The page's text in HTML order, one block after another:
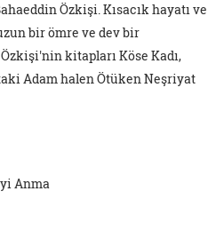
Özkişi. Kısacık hayatı ve
bir ömre ve dev bir
kitapları Köse Kadı,
Adam halen Ötüken Neşriyat
Anma